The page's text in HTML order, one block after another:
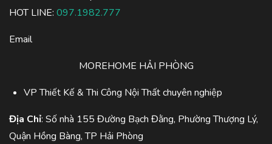
HOT LINE: 097.1982.777
Email
MOREHOME HẢI PHÒNG
VP Thiết Kế & Thi Công Nội Thất chuyên nghiệp
Địa Chỉ: Số nhà 155 Đường Bạch Đằng, Phường Thượng Lý,
Quận Hồng Bàng, TP Hải Phòng